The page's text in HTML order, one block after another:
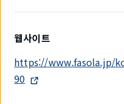
웹사이트
https://www.fasola.jp/
90